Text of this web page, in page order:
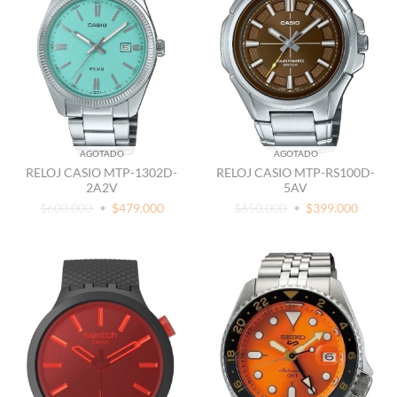
AGOTADO
RELOJ CASIO MTP-1302D-
2A2V
$600.000
$479.000
AGOTADO
RELOJ CASIO MTP-RS100D-
5AV
$650.000
$399.000